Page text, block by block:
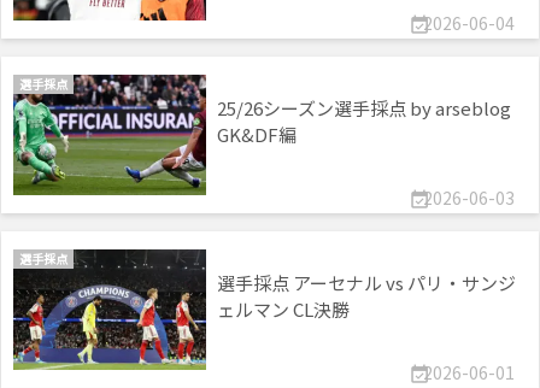
2026-06-04
2026-06-03
選手採点
25/26シーズン選手採点 by arseblog
GK&DF編
2026-06-01
選手採点
選手採点 アーセナル vs パリ・サンジ
ェルマン CL決勝